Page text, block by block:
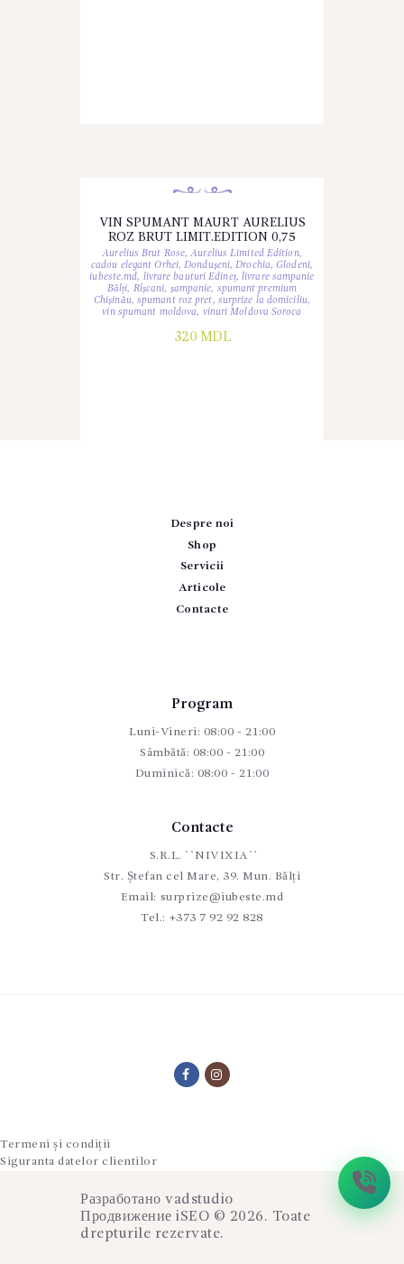
VIN SPUMANT MAURT AURELIUS
ROZ BRUT LIMIT.EDITION 0,75
Aurelius Brut Rose,Aurelius Limited Edition,
cadou elegant Orhei,Dondușeni,Drochia,Glodeni,
iubeste.md, livrare bauturi Edineț, livrare sampanie
Bălți, Rîșcani, șampanie, spumant premium
Chișinău, spumant roz pret, surprize la domiciliu,
vin spumant moldova, vinuri Moldova Soroca
320 MDL
Despre noi
Shop
Servicii
Articole
Contacte
Program
Luni-Vineri: 08:00 - 21:00
Sâmbătă: 08:00 - 21:00
Duminică: 08:00 - 21:00
Contacte
S.R.L. ``NIVIXIA``
Str. Ștefan cel Mare, 39. Mun. Bălți
Email: surprize@iubeste.md
Tel.: +373 7 92 92 828
Termeni și condiții
Siguranta datelor clientilor
Разработано vadstudio
Продвижение iSEO © 2026. Toate
drepturile rezervate.